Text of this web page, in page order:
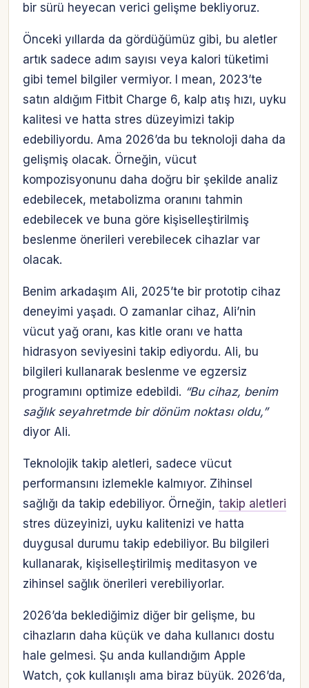
bir sürü heyecan verici gelişme bekliyoruz.
Önceki yıllarda da gördüğümüz gibi, bu aletler
artık sadece adım sayısı veya kalori tüketimi
gibi temel bilgiler vermiyor. I mean, 2023’te
satın aldığım Fitbit Charge 6, kalp atış hızı, uyku
kalitesi ve hatta stres düzeyimizi takip
edebiliyordu. Ama 2026’da bu teknoloji daha da
gelişmiş olacak. Örneğin, vücut
kompozisyonunu daha doğru bir şekilde analiz
edebilecek, metabolizma oranını tahmin
edebilecek ve buna göre kişiselleştirilmiş
beslenme önerileri verebilecek cihazlar var
olacak.
Benim arkadaşım Ali, 2025’te bir prototip cihaz
deneyimi yaşadı. O zamanlar cihaz, Ali’nin
vücut yağ oranı, kas kitle oranı ve hatta
hidrasyon seviyesini takip ediyordu. Ali, bu
bilgileri kullanarak beslenme ve egzersiz
programını optimize edebildi. “Bu cihaz, benim
sağlık seyahretmde bir dönüm noktası oldu,”
diyor Ali.
Teknolojik takip aletleri, sadece vücut
performansını izlemekle kalmıyor. Zihinsel
sağlığı da takip edebiliyor. Örneğin, takip aletleri
stres düzeyinizi, uyku kalitenizi ve hatta
duygusal durumu takip edebiliyor. Bu bilgileri
kullanarak, kişiselleştirilmiş meditasyon ve
zihinsel sağlık önerileri verebiliyorlar.
2026’da beklediğimiz diğer bir gelişme, bu
cihazların daha küçük ve daha kullanıcı dostu
hale gelmesi. Şu anda kullandığım Apple
Watch, çok kullanışlı ama biraz büyük. 2026’da,